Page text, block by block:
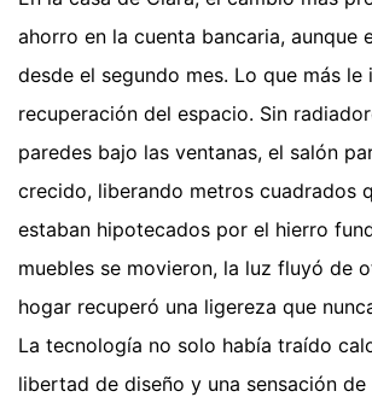
ahorro en la cuenta bancaria, aunque
desde el segundo mes. Lo que más
recuperación del espacio. Sin
paredes bajo las ventanas, el salón
crecido, liberando metros cuadrados
estaban hipotecados por el hierro
muebles se movieron, la luz fluyó de
hogar recuperó una ligereza que
La tecnología no solo había traído
libertad de diseño y una sensación